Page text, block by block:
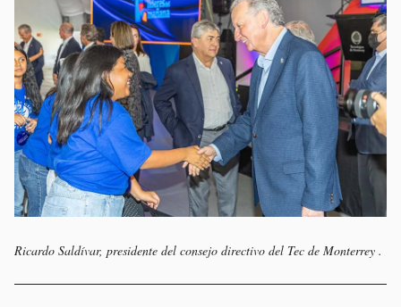
Ricardo Saldívar, presidente del consejo directivo del Tec de Monterrey ​​​​​​.